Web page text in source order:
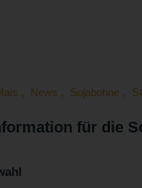
, News , Sojabohne ,
für die